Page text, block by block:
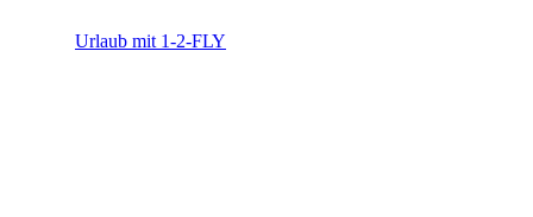
Urlaub mit 1-2-FLY